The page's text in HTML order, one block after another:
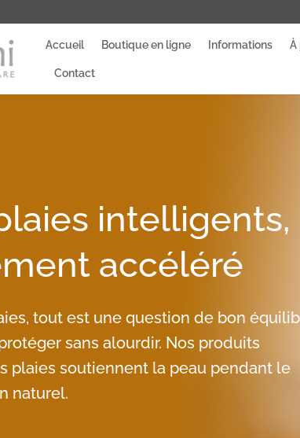
Accueil Boutique en ligne Informations À
Contact
intelligents,
accéléré
tout est une question de bon
sans alourdir. Nos produits
plaies soutiennent la peau pendant le
naturel.